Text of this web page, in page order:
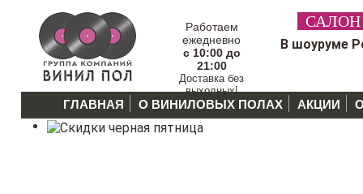
товара
Работаем
ежедневно
с 10:00 до
21:00
Доставка без
выходных!
В шоуруме
ГЛАВНАЯ О ВИНИЛОВЫХ ПОЛАХ АКЦИИ